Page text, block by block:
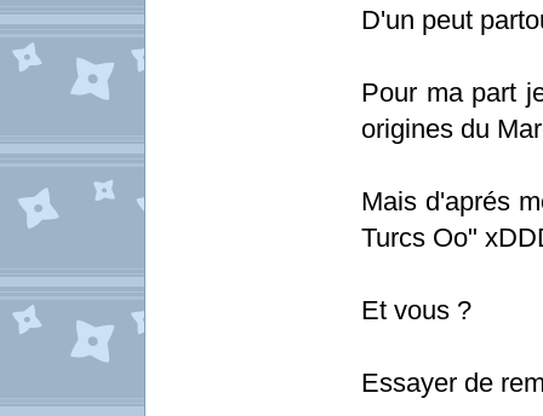
D'un peut
Pour ma part
origines du
Mais d'aprés
Turcs Oo"
Et vous ?
Essayer de